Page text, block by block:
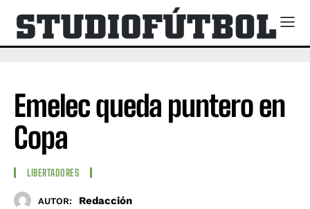
Emelec queda puntero en
Copa
LIBERTADORES
AUTOR: Redacción